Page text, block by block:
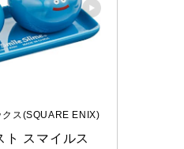
クス(SQUARE ENIX)
ト スマイルス